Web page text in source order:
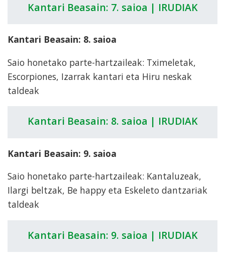
Kantari Beasain: 7. saioa | IRUDIAK
Kantari Beasain: 8. saioa
Saio honetako parte-hartzaileak: Tximeletak,
Escorpiones, Izarrak kantari eta Hiru neskak
taldeak
Kantari Beasain: 8. saioa | IRUDIAK
Kantari Beasain: 9. saioa
Saio honetako parte-hartzaileak: Kantaluzeak,
Ilargi beltzak, Be happy eta Eskeleto dantzariak
taldeak
Kantari Beasain: 9. saioa | IRUDIAK